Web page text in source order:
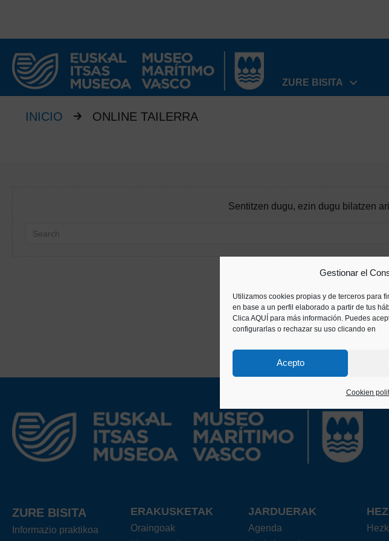
Gestionar el
Utilizamos cookies propias y de terceros para
en base a un perfil elaborado a partir de tus
Clica AQUÍ para más información. Puedes
configurarlas o rechazar su uso clicando en
Acepto
Cookien
ZURE BISITA
INICIO ONLINE TAILERRA
Sentitzen dugu, ezin dugu bilatzen
ZURE BISITA
Informazio praktikoa
ERAKUSKETAK
Oraingoak
JARDUERAK
Agenda